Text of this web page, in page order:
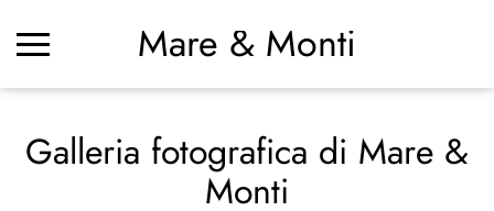
Mare & Monti
Galleria fotografica di Mare &
Monti